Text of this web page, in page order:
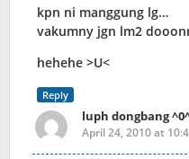
kpn ni manggung lg…
vakumny jgn lm2
hehehe >U<
Reply
luph dongbang
April 24, 2010 at